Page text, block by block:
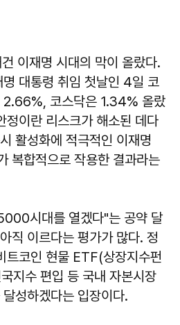
이재명 시대의 막이 올랐다.
대통령 취임 첫날인 4일 코
2.66%, 코스닥은 1.34% 올랐
정이란 리스크가 해소된 데다
활성화에 적극적인 이재명
복합적으로 작용한 결과라는
시대를 열겠다"는 공약 달
직 이르다는 평가가 많다. 정
트코인 현물 ETF(상장지수펀
지수 편입 등 국내 자본시장
성하겠다는 입장이다.